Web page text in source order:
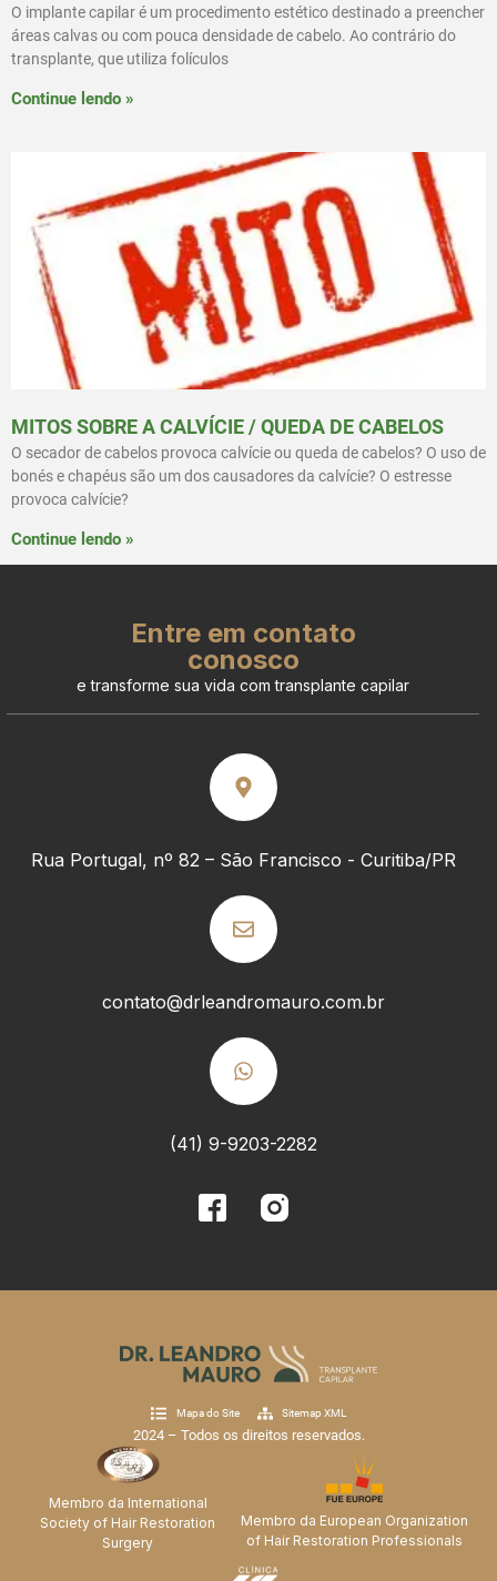
O implante capilar é um procedimento estético destinado a preencher
áreas calvas ou com pouca densidade de cabelo. Ao contrário do
transplante, que utiliza folículos
Continue lendo »
MITOS SOBRE A CALVÍCIE / QUEDA DE CABELOS
O secador de cabelos provoca calvície ou queda de cabelos? O uso de
bonés e chapéus são um dos causadores da calvície? O estresse
provoca calvície?
Continue lendo »
Entre em contato
conosco
e transforme sua vida com transplante capilar
Rua Portugal, nº 82 – São Francisco - Curitiba/PR
contato@drleandromauro.com.br
(41) 9-9203-2282
Mapa do Site Sitemap XML
2024 – Todos os direitos reservados.
Membro da International
Society of Hair Restoration
Surgery
Membro da European Organization
of Hair Restoration Professionals